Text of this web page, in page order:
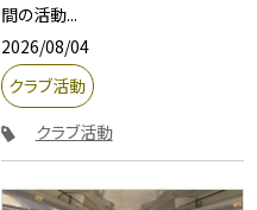
間の活動...
2026/08/04
クラブ活動
クラブ活動